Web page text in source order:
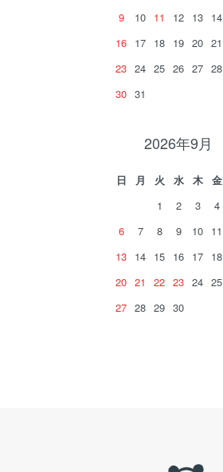
9
10 11 12 13 14
16 17 18 19 20 21
23 24 25 26 27 28
30 31
2026年9月
日 月 火 水 木 金
1
2 3 4
6
7 8 9 10 11
13 14 15 16 17 18
20 21 22 23 24 25
27 28 29 30